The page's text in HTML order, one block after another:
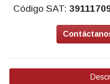
Código SAT: